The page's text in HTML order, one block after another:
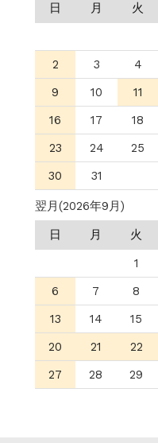
日
月 火
2
3 4
9
10 11
16
17 18
23
24 25
30
31
翌月(2026年9月)
日
月 火
1
6
7 8
13
14 15
20
21 22
27
28 29